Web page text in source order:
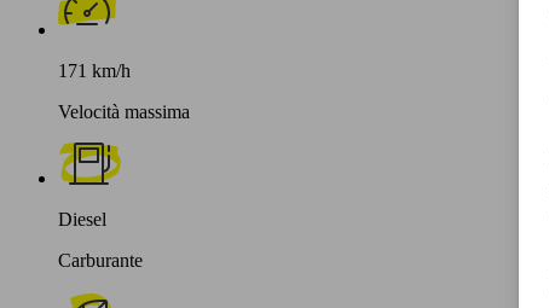
171 km/h
Velocità massima
Diesel
Carburante